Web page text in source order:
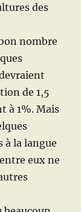
des
nombre
de 1,5
à 1%. Mais
à la langue
eux ne